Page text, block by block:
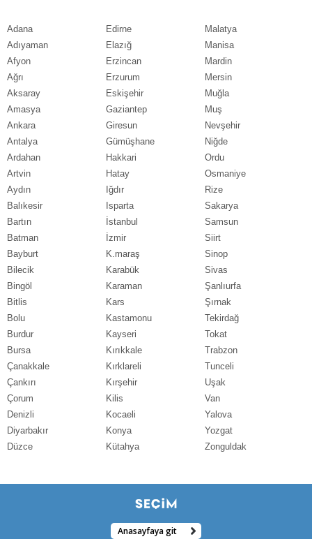
Adana
Adıyaman
Afyon
Ağrı
Aksaray
Amasya
Ankara
Antalya
Ardahan
Artvin
Aydın
Balıkesir
Bartın
Batman
Bayburt
Bilecik
Bingöl
Bitlis
Bolu
Burdur
Bursa
Çanakkale
Çankırı
Çorum
Denizli
Diyarbakır
Düzce
Edirne
Elazığ
Erzincan
Erzurum
Eskişehir
Gaziantep
Giresun
Gümüşhane
Hakkari
Hatay
Iğdır
Isparta
İstanbul
İzmir
K.maraş
Karabük
Karaman
Kars
Kastamonu
Kayseri
Kırıkkale
Kırklareli
Kırşehir
Kilis
Kocaeli
Konya
Kütahya
Malatya
Manisa
Mardin
Mersin
Muğla
Muş
Nevşehir
Niğde
Ordu
Osmaniye
Rize
Sakarya
Samsun
Siirt
Sinop
Sivas
Şanlıurfa
Şırnak
Tekirdağ
Tokat
Trabzon
Tunceli
Uşak
Van
Yalova
Yozgat
Zonguldak
Anasayfaya git